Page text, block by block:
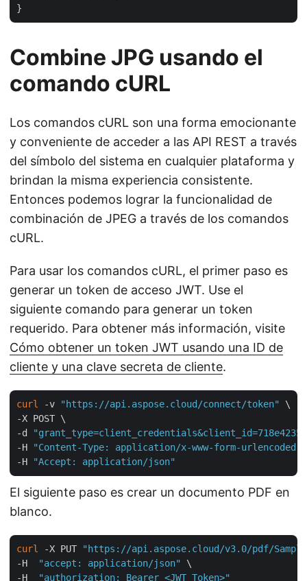
Combine JPG usando el
comando cURL
Los comandos cURL son una forma emocionante
y conveniente de acceder a las API REST a través
del símbolo del sistema en cualquier plataforma y
brindan la misma experiencia consistente.
Entonces podemos lograr la funcionalidad de
combinación de JPEG a través de los comandos
cURL.
Para usar los comandos cURL, el primer paso es
generar un token de acceso JWT. Use el
siguiente comando para generar un token
requerido. Para obtener más información, visite
Cómo obtener un token JWT usando una ID de
cliente y una clave secreta de cliente.
curl -v "https://api.aspose.cloud/connect/token"
\
-X POST \
-d
"grant_type=client_credentials&client_id=718e4235-
-H
"Content-Type: application/x-www-form-urlencoded"
-H
"Accept: application/json"
El siguiente paso es crear un documento PDF en
blanco.
curl -X PUT
"https://api.aspose.cloud/v3.0/pdf/
-H
"accept: application/json"
\
-H
"authorization: Bearer <JWT Token>"